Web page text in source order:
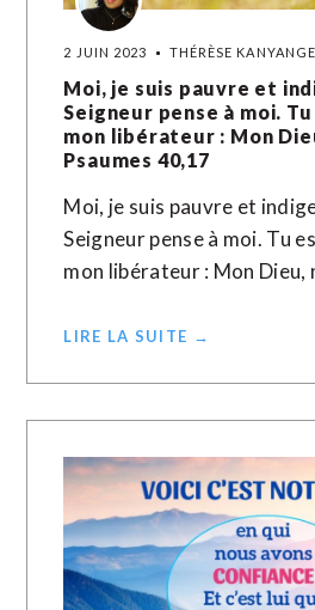
2 JUIN 2023 THÉRÈSE KANYANGE
Moi, je suis pauvre et
Seigneur pense à moi.
mon libérateur : Mon
Psaumes 40,17
Moi, je suis pauvre et
Seigneur pense à moi. Tu
mon libérateur : Mon
LIRE LA SUITE →